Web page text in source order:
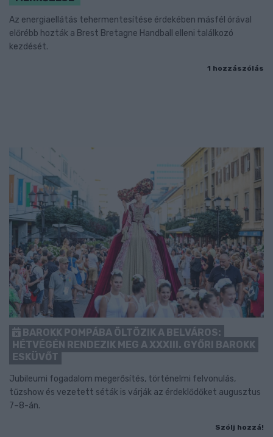
Az energiaellátás tehermentesítése érdekében másfél órával
előrébb hozták a Brest Bretagne Handball elleni találkozó
kezdését.
1 hozzászólás
BAROKK POMPÁBA ÖLTÖZIK A BELVÁROS:
HÉTVÉGÉN RENDEZIK MEG A XXXIII. GYŐRI BAROKK
ESKÜVŐT
Jubileumi fogadalom megerősítés, történelmi felvonulás,
tűzshow és vezetett séták is várják az érdeklődőket augusztus
7–8-án.
Szólj hozzá!